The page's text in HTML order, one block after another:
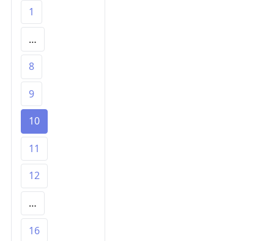
1
…
8
9
10
11
12
…
16